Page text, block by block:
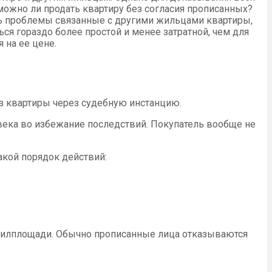
ли продать квартиру без согласия прописанных?
связанные с другими жильцами квартиры,
гораздо более простой и менее затратной, чем для
на ее цене.
квартиры через судебную инстанцию.
во избежание последствий. Покупатель вообще не
порядок действий:
Обычно прописанные лица отказываются